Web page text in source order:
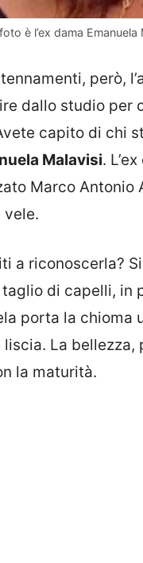
è l’ex dama
però,
dallo studio per
capito di chi
Malavisi.
Marco Antonio
a riconoscerla?
di capelli, in
porta la chioma
La
la maturità.